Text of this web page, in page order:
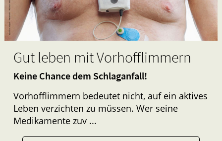
Gut leben mit Vorhofflimmern
Keine Chance dem Schlaganfall!
Vorhofflimmern bedeutet nicht, auf ein aktives
Leben verzichten zu müssen. Wer seine
Medikamente zuv ...